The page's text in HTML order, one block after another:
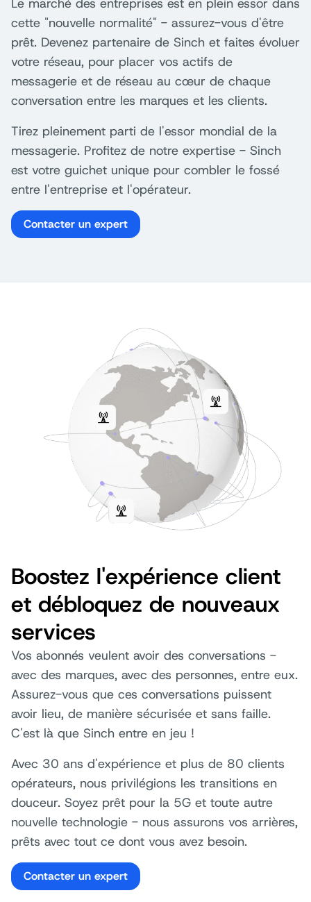
cette "nouvelle normalité" - assurez-vous d'être
prêt. Devenez partenaire de Sinch et faites évoluer
votre réseau, pour placer vos actifs de
messagerie et de réseau au cœur de chaque
conversation entre les marques et les clients.
Tirez pleinement parti de l'essor mondial de la
messagerie. Profitez de notre expertise - Sinch
est votre guichet unique pour combler le fossé
entre l'entreprise et l'opérateur.
Contacter un expert
Boostez l'expérience client
et débloquez de nouveaux
services
Vos abonnés veulent avoir des conversations -
avec des marques, avec des personnes, entre eux.
Assurez-vous que ces conversations puissent
avoir lieu, de manière sécurisée et sans faille.
C'est là que Sinch entre en jeu !
Avec 30 ans d'expérience et plus de 80 clients
opérateurs, nous privilégions les transitions en
douceur. Soyez prêt pour la 5G et toute autre
nouvelle technologie - nous assurons vos arrières,
prêts avec tout ce dont vous avez besoin.
Contacter un expert